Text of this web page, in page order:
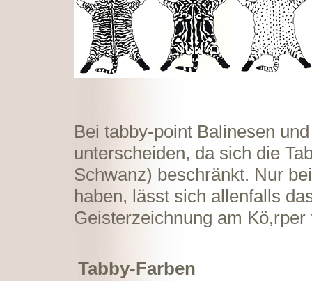
Bei tabby-point Balinesen
unterscheiden, da sich die
Schwanz) beschränkt. Nur
haben, lässt sich allenfalls
Geisterzeichnung am Kö,rper
Tabby-Farben